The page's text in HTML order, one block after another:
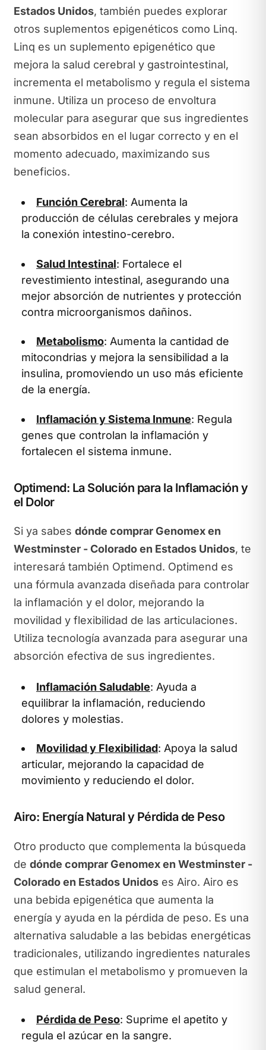
Estados Unidos, también puedes explorar
otros suplementos epigenéticos como Linq.
Linq es un suplemento epigenético que
mejora la salud cerebral y gastrointestinal,
incrementa el metabolismo y regula el sistema
inmune. Utiliza un proceso de envoltura
molecular para asegurar que sus ingredientes
sean absorbidos en el lugar correcto y en el
momento adecuado, maximizando sus
beneficios.
Función Cerebral: Aumenta la
producción de células cerebrales y mejora
la conexión intestino-cerebro.
Salud Intestinal: Fortalece el
revestimiento intestinal, asegurando una
mejor absorción de nutrientes y protección
contra microorganismos dañinos.
Metabolismo: Aumenta la cantidad de
mitocondrias y mejora la sensibilidad a la
insulina, promoviendo un uso más eficiente
de la energía.
Inflamación y Sistema Inmune: Regula
genes que controlan la inflamación y
fortalecen el sistema inmune.
Optimend: La Solución para la Inflamación y
el Dolor
Si ya sabes dónde comprar Genomex en
Westminster - Colorado en Estados Unidos, te
interesará también Optimend. Optimend es
una fórmula avanzada diseñada para controlar
la inflamación y el dolor, mejorando la
movilidad y flexibilidad de las articulaciones.
Utiliza tecnología avanzada para asegurar una
absorción efectiva de sus ingredientes.
Inflamación Saludable: Ayuda a
equilibrar la inflamación, reduciendo
dolores y molestias.
Movilidad y Flexibilidad: Apoya la salud
articular, mejorando la capacidad de
movimiento y reduciendo el dolor.
Airo: Energía Natural y Pérdida de Peso
Otro producto que complementa la búsqueda
de dónde comprar Genomex en Westminster -
Colorado en Estados Unidoses Airo. Airo es
una bebida epigenética que aumenta la
energía y ayuda en la pérdida de peso. Es una
alternativa saludable a las bebidas energéticas
tradicionales, utilizando ingredientes naturales
que estimulan el metabolismo y promueven la
salud general.
Pérdida de Peso: Suprime el apetito y
regula el azúcar en la sangre.